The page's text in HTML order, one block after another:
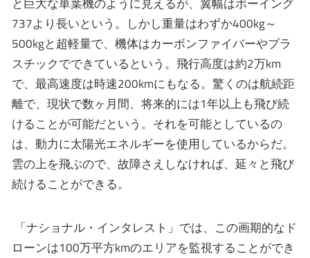
737より長いという。しかし重量はわずか400kg～
500kgと超軽量で、機体はカーボンファイバーやプラ
スチックでできているという。飛行高度は約2万km
で、最高速度は時速200kmにもなる。驚くのは航続距
離で、現状で数ヶ月間、将来的には1年以上も飛び続
けることが可能だという。それを可能としているの
は、動力に太陽光エネルギーを使用しているからだ。
雲の上を飛ぶので、故障さえしなければ、延々と飛び
続けることができる。
「ナショナル・インタレスト」では、この画期的なド
ローンは100万平方kmのエリアを監視することができ